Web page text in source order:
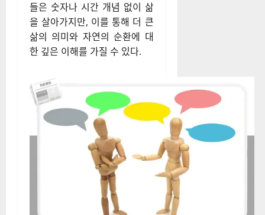
들은 숫자나 시간 개념 없이 삶
을 살아가지만, 이를 통해 더 큰
삶의 의미와 자연의 순환에 대
한 깊은 이해를 가질 수 있다.